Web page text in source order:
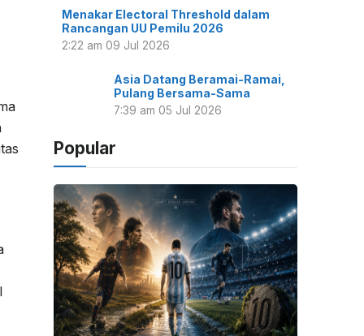
Menakar Electoral Threshold dalam
Rancangan UU Pemilu 2026
2:22 am 09 Jul 2026
Asia Datang Beramai-Ramai,
Pulang Bersama-Sama
7:39 am 05 Jul 2026
Popular